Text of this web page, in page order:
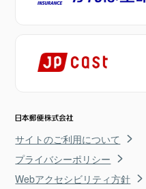
サイトのご利用について
プライバシーポリシー
Webアクセシビリティ方針